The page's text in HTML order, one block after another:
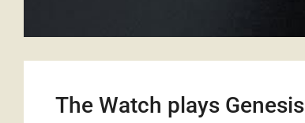
The Watch plays Genesis